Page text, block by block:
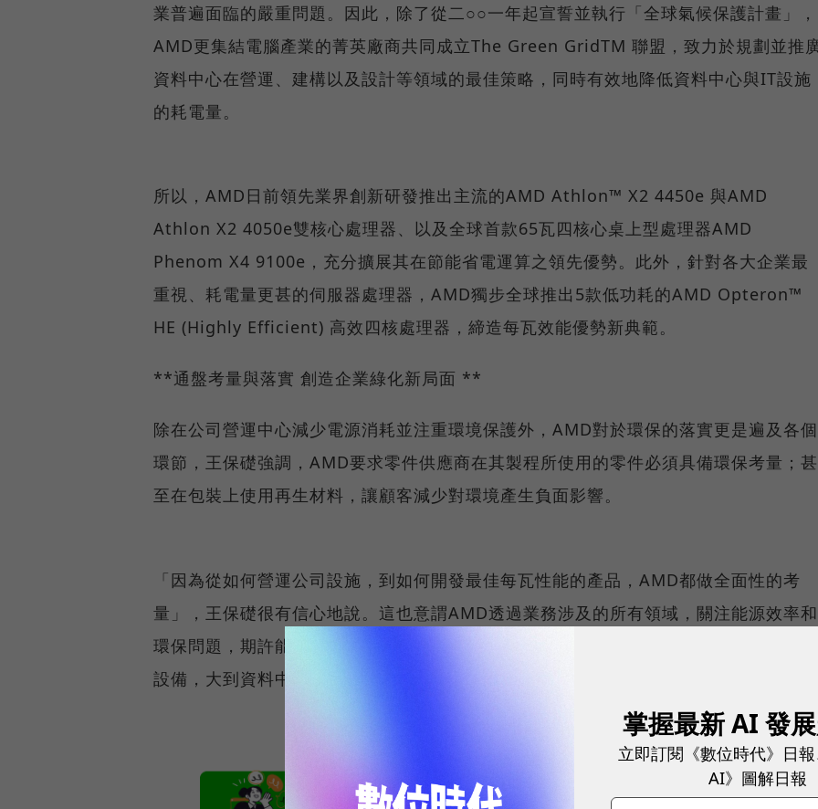
業普遍面臨的嚴重問題。因此，除了從二○○一年起宣誓並執行「全球氣候保護計畫」，
AMD更集結電腦產業的菁英廠商共同成立The Green GridTM 聯盟，致力於規劃並推
資料中心在營運、建構以及設計等領域的最佳策略，同時有效地降低資料中心與IT設施
的耗電量。
所以，AMD日前領先業界創新研發推出主流的AMD Athlon™ X2 4450e 與AMD
Athlon X2 4050e雙核心處理器、以及全球首款65瓦四核心桌上型處理器AMD
Phenom X4 9100e，充分擴展其在節能省電運算之領先優勢。此外，針對各大企業最
重視、耗電量更甚的伺服器處理器，AMD獨步全球推出5款低功耗的AMD Opteron™
HE (Highly Efficient) 高效四核處理器，締造每瓦效能優勢新典範。
**通盤考量與落實 創造企業綠化新局面 **
除在公司營運中心減少電源消耗並注重環境保護外，AMD對於環保的落實更是遍及各個
環節，王保礎強調，AMD要求零件供應商在其製程所使用的零件必須具備環保考量；甚
至在包裝上使用再生材料，讓顧客減少對環境產生負面影響。
「因為從如何營運公司設施，到如何開發最佳每瓦性能的產品，AMD都做全面性的考
量」，王保礎很有信心地說。這也意謂AMD透過業務涉及的所有領域，關注能源效率和
環保問題，期許能降低對環境的影響。相信未來更將會引領全世界電腦行業，小到手持
設備，大到資料中心，邁向高效能處理的綠色新時代。
掌握最新 AI 發
立即訂閱《數位時代》日
AI》圖解日報